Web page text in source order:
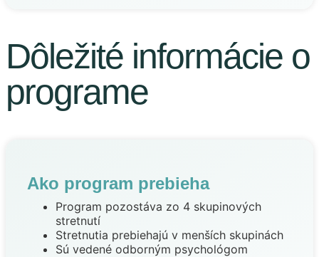
Dôležité informácie o
programe
Ako program prebieha
Program pozostáva zo 4 skupinových
stretnutí
Stretnutia prebiehajú v menších skupinách
Sú vedené odborným psychológom